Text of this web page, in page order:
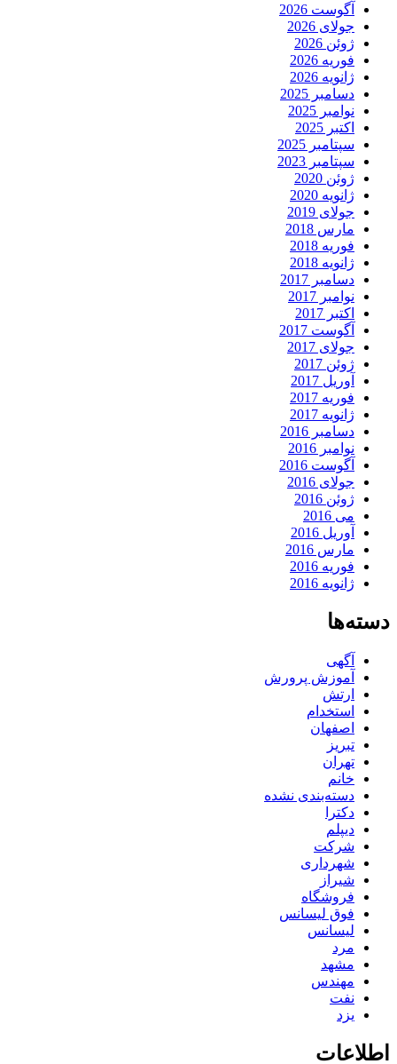
آگوست 2026
جولای 2026
ژوئن 2026
فوریه 2026
ژانویه 2026
دسامبر 2025
نوامبر 2025
اکتبر 2025
سپتامبر 2025
سپتامبر 2023
ژوئن 2020
ژانویه 2020
جولای 2019
مارس 2018
فوریه 2018
ژانویه 2018
دسامبر 2017
نوامبر 2017
اکتبر 2017
آگوست 2017
جولای 2017
ژوئن 2017
آوریل 2017
فوریه 2017
ژانویه 2017
دسامبر 2016
نوامبر 2016
آگوست 2016
جولای 2016
ژوئن 2016
می 2016
آوریل 2016
مارس 2016
فوریه 2016
ژانویه 2016
دسته‌ها
آگهی
آموزش پرورش
ارتش
استخدام
اصفهان
تبریز
تهران
خانم
دسته‌بندی نشده
دکترا
دیپلم
شرکت
شهرداری
شیراز
فروشگاه
فوق لیسانس
لیسانس
مرد
مشهد
مهندس
نفت
یزد
اطلاعات